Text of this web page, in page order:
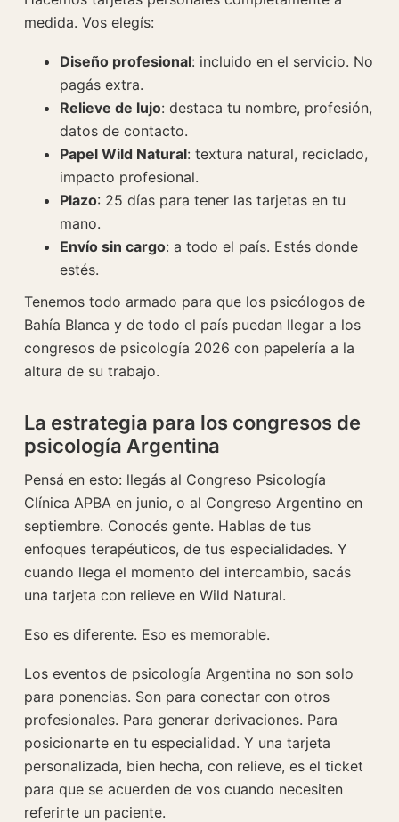
medida. Vos elegís:
Diseño profesional: incluido en el servicio. No
pagás extra.
Relieve de lujo: destaca tu nombre, profesión,
datos de contacto.
Papel Wild Natural: textura natural, reciclado,
impacto profesional.
Plazo: 25 días para tener las tarjetas en tu
mano.
Envío sin cargo: a todo el país. Estés donde
estés.
Tenemos todo armado para que los psicólogos de
Bahía Blanca y de todo el país puedan llegar a los
congresos de psicología 2026 con papelería a la
altura de su trabajo.
La estrategia para los congresos de
psicología Argentina
Pensá en esto: llegás al Congreso Psicología
Clínica APBA en junio, o al Congreso Argentino en
septiembre. Conocés gente. Hablas de tus
enfoques terapéuticos, de tus especialidades. Y
cuando llega el momento del intercambio, sacás
una tarjeta con relieve en Wild Natural.
Eso es diferente. Eso es memorable.
Los eventos de psicología Argentina no son solo
para ponencias. Son para conectar con otros
profesionales. Para generar derivaciones. Para
posicionarte en tu especialidad. Y una tarjeta
personalizada, bien hecha, con relieve, es el ticket
para que se acuerden de vos cuando necesiten
referirte un paciente.